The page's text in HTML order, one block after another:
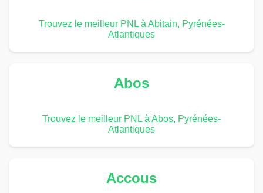
Trouvez le meilleur PNL à Abitain, Pyrénées-
Atlantiques
Abos
Trouvez le meilleur PNL à Abos, Pyrénées-
Atlantiques
Accous